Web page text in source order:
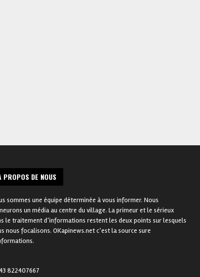
PROPOS DE NOUS
sommes une équipe déterminée à vous informer. Nous
un média au centre du village. La primeur et le sérieux
le traitement d’informations restent les deux points sur lesquels
nous focalisons. OKapinews.net c’est la source sure
822407667